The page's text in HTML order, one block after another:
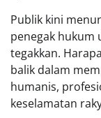
Publik kini
penegak hukum
tegakkan.
balik dalam
humanis,
keselamatan